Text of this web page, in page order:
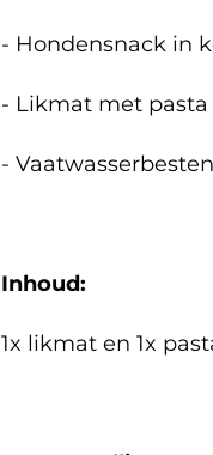
- Hondensnack in
- Likmat met pasta
-
Inhoud:
1x likmat en 1x